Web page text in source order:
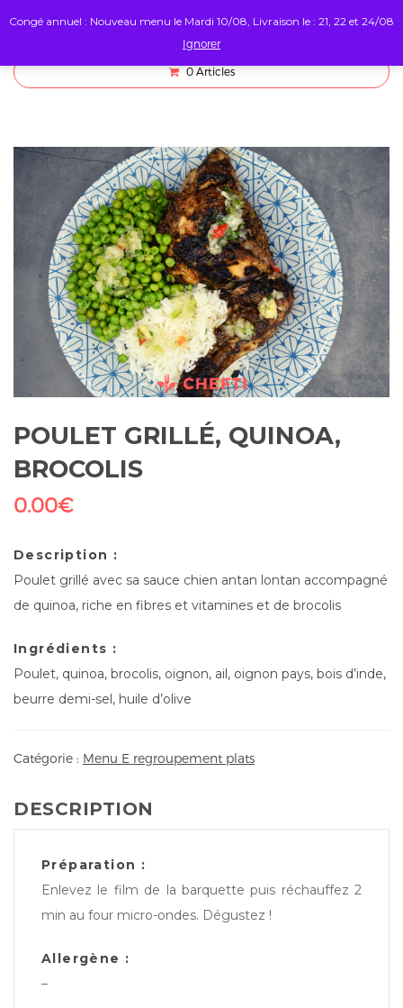
0 Articles
POULET GRILLÉ, QUINOA,
BROCOLIS
0.00€
Description :
Poulet grillé avec sa sauce chien antan lontan accompagné
de quinoa, riche en fibres et vitamines et de brocolis
Ingrédients :
Poulet, quinoa, brocolis, oignon, ail, oignon pays, bois d’inde,
beurre demi-sel, huile d’olive
Catégorie : Menu E regroupement plats
DESCRIPTION
Préparation :
Enlevez le film de la barquette puis réchauffez 2
min au four micro-ondes. Dégustez !
Allergène :
–
Congé annuel : Nouveau menu le Mardi 10/08, Livraison le : 21, 22 et 24/08
Ignorer